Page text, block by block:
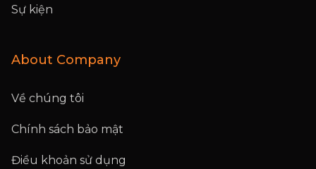
Sự kiện
About Company
Về chúng tôi
Chính sách bảo mật
Điều khoản sử dụng